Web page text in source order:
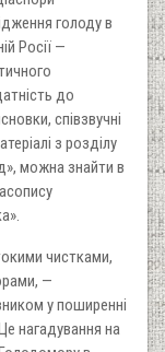
голоду в
Росії —
до
співзвучні
з розділу
можна знайти в
чистками,
—
у поширенні
нагадування на